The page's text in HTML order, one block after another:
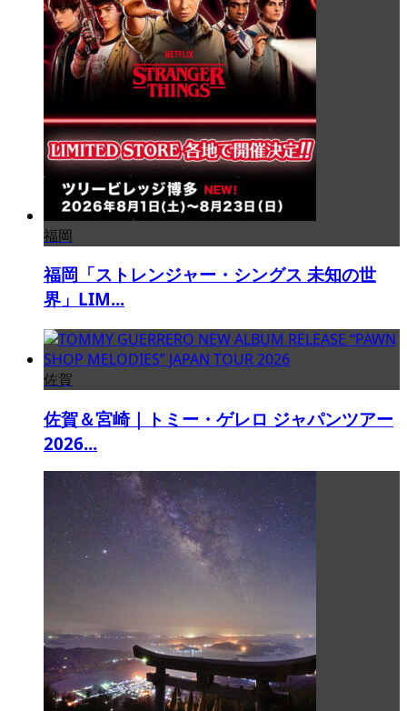
福岡
福岡「ストレンジャー・シングス 未知の世
界」LIM...
佐賀
佐賀＆宮崎｜トミー・ゲレロ ジャパンツアー
2026...